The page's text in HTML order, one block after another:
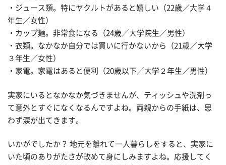
・ジュース類。特にヤクルトがあると嬉しい（22歳／大学４
年生／女性）
・カップ麺。非常食になる（24歳／大学院生／男性）
・衣類。なかなか自分では買いに行かないから（21歳／大学
３年生／女性）
・家電。家電はあると便利（20歳以下／大学２年生／男性）
実家にいるとなかなか気づきませんが、ティッシュや洗剤っ
て意外とすぐになくなるんですよね。両親からの手紙は、思
わず涙が出てきます。
いかがでしたか？ 地元を離れて一人暮らしをすると、実家に
いた頃のありがたさが改めて身にしみますよね。応援してく